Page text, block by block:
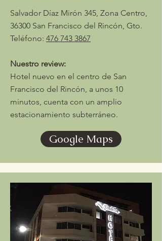
Salvador Díaz Mirón 345, Zona Centro,
36300 San Francisco del Rincón, Gto.
Teléfono: 476 743 3867
Nuestro review:
Hotel nuevo en el centro de San
Francisco del Rincón, a unos 10
minutos, cuenta con un amplio
estacionamiento subterráneo.
Google Maps